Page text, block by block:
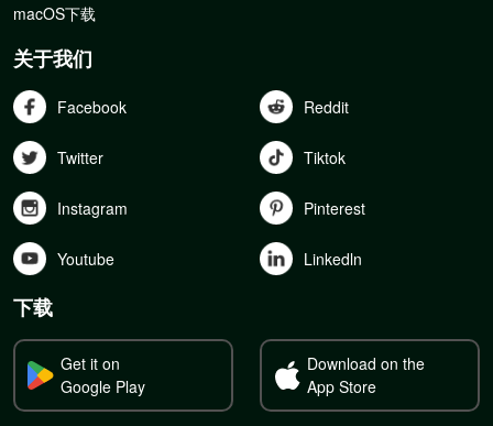
macOS下载
关于我们
Facebook Reddit
Twitter Tiktok
Instagram Pinterest
Youtube Linkedln
下载
Get it on
Google Play
Download on the
App Store